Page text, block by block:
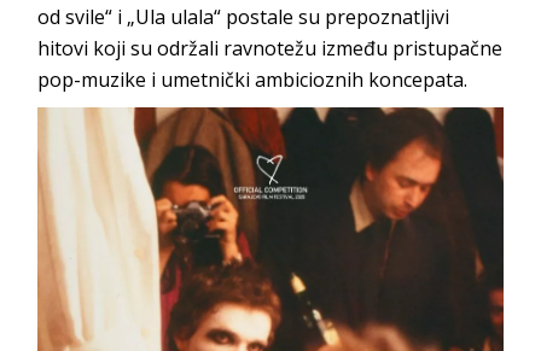
od svile“ i „Ula ulala“ postale su prepoznatljivi
hitovi koji su održali ravnotežu između pristupačne
pop-muzike i umetnički ambicioznih koncepata.